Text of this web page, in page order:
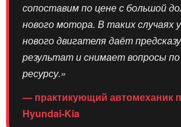
сопоставим по цене с большой
нового мотора. В таких случаях
нового двигателя даёт
результат и снимает вопросы
ресурсу.»
— практикующий автомеханик
Hyundai-Kia